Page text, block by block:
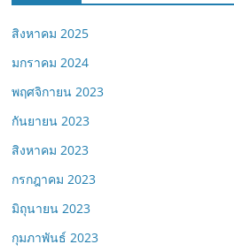
สิงหาคม 2025
มกราคม 2024
พฤศจิกายน 2023
กันยายน 2023
สิงหาคม 2023
กรกฎาคม 2023
มิถุนายน 2023
กุมภาพันธ์ 2023